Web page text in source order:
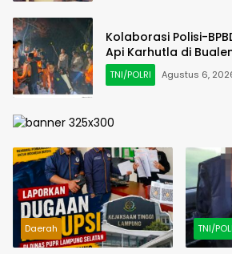
Kolaborasi Polisi-
Api Karhutla di
TNI/POLRI Agustus 6,
Daerah TNI/